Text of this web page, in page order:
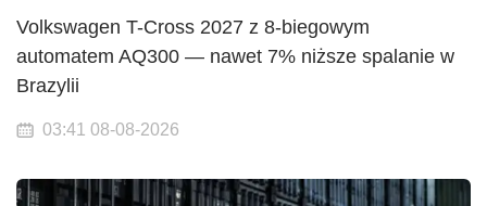
Volkswagen T-Cross 2027 z 8-biegowym
automatem AQ300 — nawet 7% niższe spalanie w
Brazylii
03:41 08-08-2026